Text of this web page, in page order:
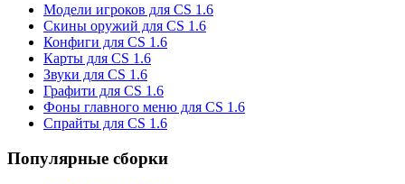
Модели игроков для CS 1.6
Скины оружий для CS 1.6
Конфиги для CS 1.6
Карты для CS 1.6
Звуки для CS 1.6
Графити для CS 1.6
Фоны главного меню для CS 1.6
Спрайты для CS 1.6
Популярные сборки